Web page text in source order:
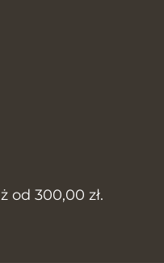
od 300,00 zł.